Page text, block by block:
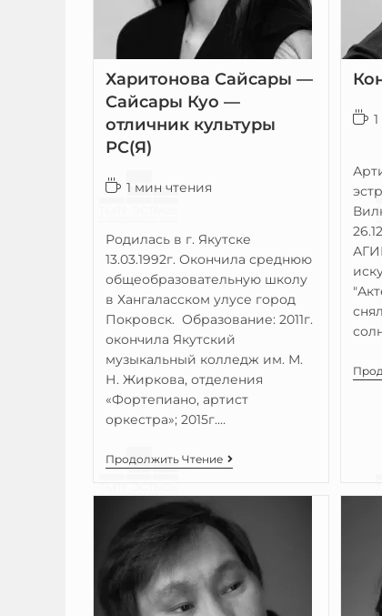
Харитонова Сайсары —
Сайсары Куо —
отличник культуры
РС(Я)
1 мин чтения
Родилась в г. Якутске
13.03.1992г. Окончила среднюю
общеобразовательную школу
в Хангаласском улусе город
Покровск. Образование: 2011г.
окончила Якутский
музыкальный колледж им. М.
Н. Жиркова, отделения
«Фортепиано, артист
оркестра»; 2015г.…
Продолжить Чтение